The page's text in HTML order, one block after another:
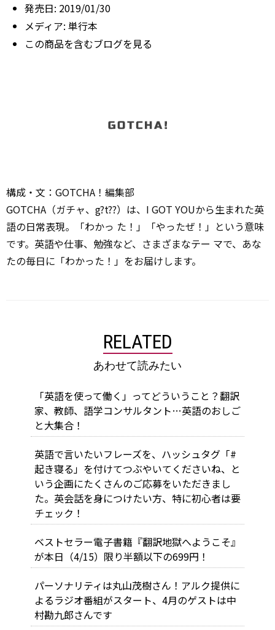
発売日: 2019/01/30
メディア: 単行本
この商品を含むブログを見る
構成・文：GOTCHA！編集部
GOTCHA（ガチャ、g?t??）は、I GOT YOUから生まれた英
語の日常表現。「わかっ た！」「やったぜ！」という意味
です。英語や仕事、勉強など、さまざまなテー マで、あな
たの毎日に「わかった！」をお届けします。
RELATED
あわせて読みたい
「英語を使って働く」ってどういうこと？翻訳
家、教師、語学コンサルタント…英語のおしご
と大集合！
英語で言いたいフレーズを、ハッシュタグ「#
起き寝る」を付けてつぶやいてくださいね、と
いう企画にたくさんのご応募をいただきまし
た。英会話を身につけたい方、特に初心者は要
チェック！
ベストセラー電子書籍『翻訳地獄へようこそ』
が本日（4/15）限り半額以下の699円！
パーソナリティは丸山茂樹さん！アルク提供に
よるラジオ番組がスタート、4月のゲストは中
村勘九郎さんです